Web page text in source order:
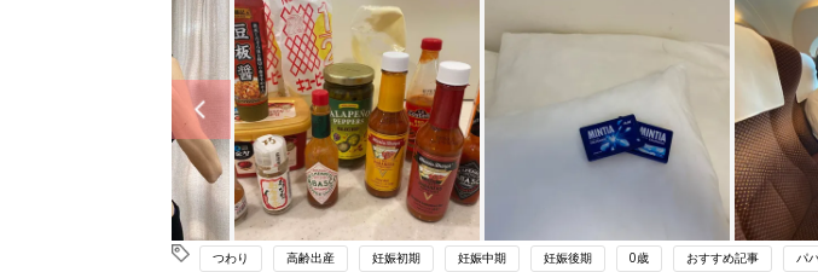
つわり 高齢出産 妊娠初期 妊娠中期 妊娠後期 0歳 おすすめ記事 パ